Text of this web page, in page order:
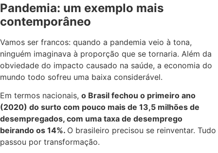
Pandemia: um exemplo mais
contemporâneo
Vamos ser francos: quando a pandemia veio à tona,
ninguém imaginava à proporção que se tornaria. Além da
obviedade do impacto causado na saúde, a economia do
mundo todo sofreu uma baixa considerável.
Em termos nacionais, o Brasil fechou o primeiro ano
(2020) do surto com pouco mais de 13,5 milhões de
desempregados, com uma taxa de desemprego
beirando os 14%. O brasileiro precisou se reinventar. Tudo
passou por transformação.